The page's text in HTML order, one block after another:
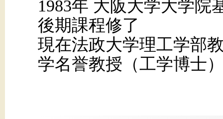
1983年 大阪大学大学院
後期課程修了
現在法政大学理工学部
学名誉教授（工学博士